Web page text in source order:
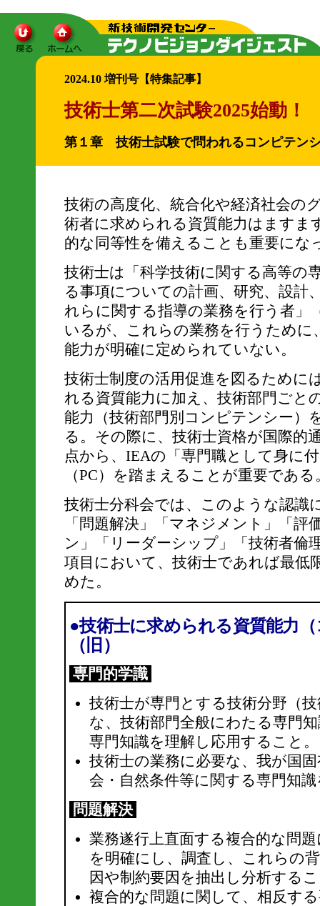
2024.10 増刊号【特集記事】
技術士第二次試験2025始動！
第１章 技術士試験で問われるコンピテン
技術の高度化、統合化や経済社会の
術者に求められる資質能力はますま
的な同等性を備えることも重要にな
技術士は「科学技術に関する高等の
る事項についての計画、研究、設計
れらに関する指導の業務を行う者」
いるが、これらの業務を行うために
能力が明確に定められていない。
技術士制度の活用促進を図るために
れる資質能力に加え、技術部門ごと
能力（技術部門別コンピテンシー）
る。その際に、技術士資格が国際的
点から、IEAの「専門職として身に
（PC）を踏まえることが重要である
技術士分科会では、このような認識
「問題解決」「マネジメント」「
ン」「リーダーシップ」「技術者倫
項目において、技術士であれば最低
めた。
●技術士に求められる資質能力
（旧）
専門的学識
技術士が専門とする技術分野（
な、技術部門全般にわたる専門
専門知識を理解し応用すること。
技術士の業務に必要な、我が国
会・自然条件等に関する専門知
問題解決
業務遂行上直面する複合的な問
を明確にし、調査し、これらの
因や制約要因を抽出し分析する
複合的な問題に関して、相反す